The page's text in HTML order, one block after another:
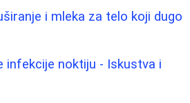
i mleka za telo koji dugo
infekcije noktiju - Iskustva i